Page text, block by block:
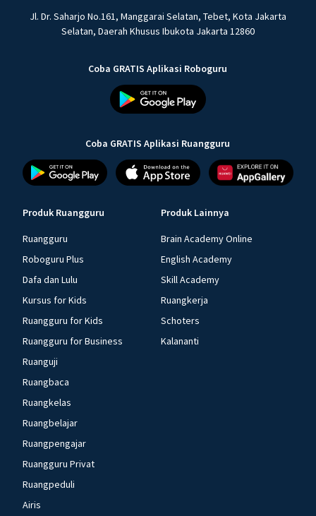
Jl. Dr. Saharjo No.161, Manggarai Selatan, Tebet, Kota Jakarta
Selatan, Daerah Khusus Ibukota Jakarta 12860
Coba GRATIS Aplikasi Roboguru
Coba GRATIS Aplikasi Ruangguru
Produk Ruangguru
Ruangguru
Roboguru Plus
Dafa dan Lulu
Kursus for Kids
Ruangguru for Kids
Ruangguru for Business
Ruanguji
Ruangbaca
Ruangkelas
Ruangbelajar
Ruangpengajar
Ruangguru Privat
Ruangpeduli
Airis
Produk Lainnya
Brain Academy Online
English Academy
Skill Academy
Ruangkerja
Schoters
Kalananti